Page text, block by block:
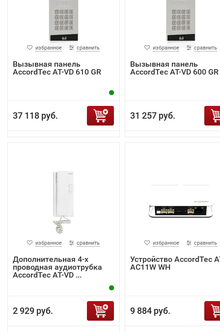
избранное сравнить
Вызывная панель
AccordTec AT-VD 610 GR
37 118 руб.
избранное сравнить
Вызывная панель
AccordTec AT-VD 600 GR
31 257 руб.
избранное сравнить
Дополнительная 4-х
проводная аудиотрубка
AccordTec AT-VD ...
2 929 руб.
избранное сравнить
Устройство AccordTec
AC11W WH
9 884 руб.